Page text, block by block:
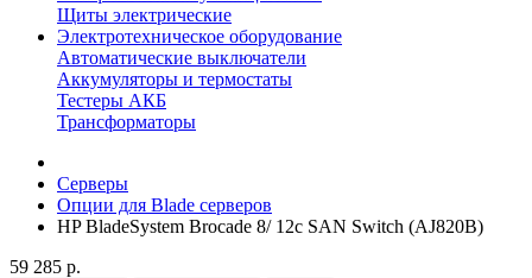
Щиты электрические
Электротехническое оборудование
Автоматические выключатели
Аккумуляторы и термостаты
Тестеры АКБ
Трансформаторы
Серверы
Опции для Blade серверов
HP BladeSystem Brocade 8/ 12c SAN Switch (AJ820B)
59 285 р.